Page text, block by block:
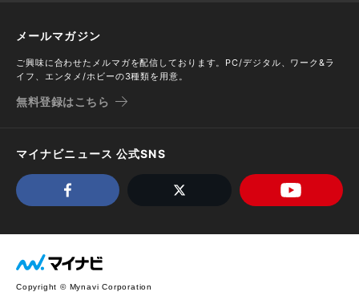
メールマガジン
ご興味に合わせたメルマガを配信しております。PC/デジタル、ワーク&ラ
イフ、エンタメ/ホビーの3種類を用意。
無料登録はこちら
マイナビニュース 公式SNS
Copyright © Mynavi Corporation